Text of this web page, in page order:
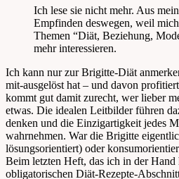
Ich lese sie nicht mehr. Aus
Empfinden deswegen, weil
Themen “Diät, Beziehung,
mehr interessieren.
Ich kann nur zur Brigitte-Diät
mit-ausgelöst hat – und davon
kommt gut damit zurecht, wer lieber
etwas. Die idealen Leitbilder führen
denken und die Einzigartigkeit jedes
wahrnehmen. War die Brigitte
lösungsorientiert) oder
Beim letzten Heft, das ich in der Hand
obligatorischen Diät-Rezepte-